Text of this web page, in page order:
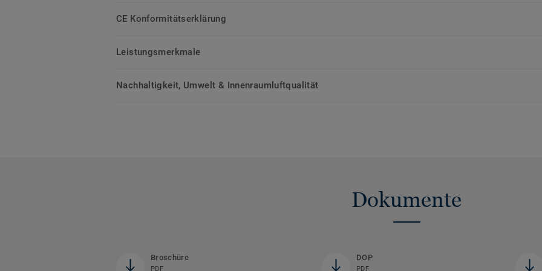
CE Konformitätserklärung
Leistungsmerkmale
Nachhaltigkeit, Umwelt & Innenraumluftqualität
Dokumente
Broschüre
PDF
DOP
PDF